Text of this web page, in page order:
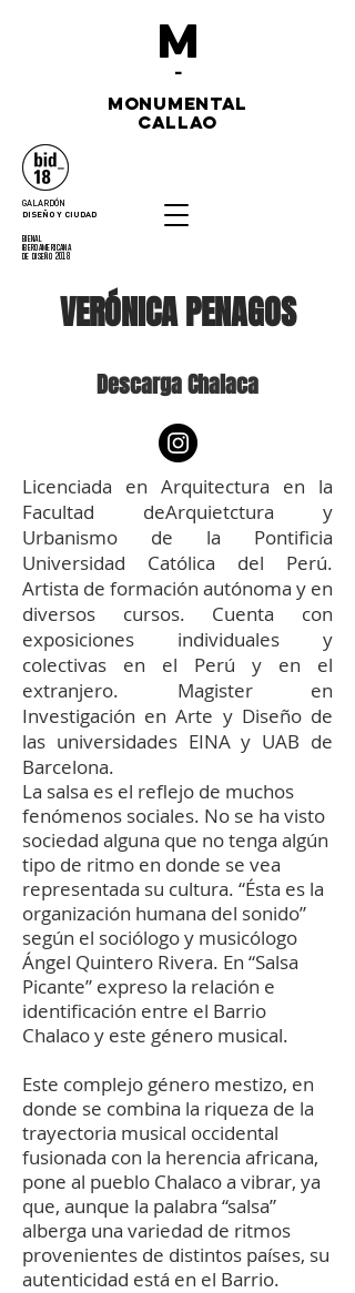
GALARDÓN
DISEÑO Y CIUDAD
bienal
iberoamericana
de diseño 2018
M
-
monumental
callao
VERÓNICA PENAGOS
Descarga Chalaca
Licenciada en Arquitectura en la
Facultad deArquietctura y
Urbanismo de la Pontificia
Universidad Católica del Perú.
Artista de formación autónoma y en
diversos cursos. Cuenta con
exposiciones individuales y
colectivas en el Perú y en el
extranjero. Magister en
Investigación en Arte y Diseño de
las universidades EINA y UAB de
Barcelona.
La salsa es el reflejo de muchos
fenómenos sociales. No se ha visto
sociedad alguna que no tenga algún
tipo de ritmo en donde se vea
representada su cultura. “Ésta es la
organización humana del sonido”
según el sociólogo y musicólogo
Ángel Quintero Rivera. En “Salsa
Picante” expreso la relación e
identificación entre el Barrio
Chalaco y este género musical.
Este complejo género mestizo, en
donde se combina la riqueza de la
trayectoria musical occidental
fusionada con la herencia africana,
pone al pueblo Chalaco a vibrar, ya
que, aunque la palabra “salsa”
alberga una variedad de ritmos
provenientes de distintos países, su
autenticidad está en el Barrio.